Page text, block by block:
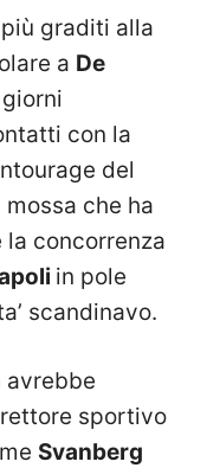
graditi alla
a De
con la
del
che ha
la concorrenza
in pole
scandinavo.
avrebbe
sportivo
Svanberg